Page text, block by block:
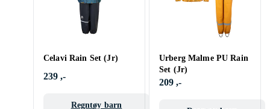
Celavi Rain Set (Jr)
239 ,-
Regntøy barn
Urberg Malme PU Rain
Set (Jr)
209 ,-